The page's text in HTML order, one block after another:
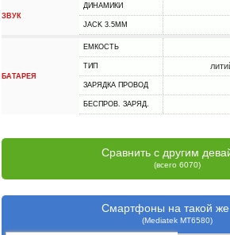
ЗВУК
ДИНАМИКИ
JACK 3.5MM
БАТАРЕЯ
ЕМКОСТЬ
ТИП
ЗАРЯДКА ПРОВОД
БЕСПРОВ. ЗАРЯД.
Сравнить с другим
(всего 6070)
Смартфоны на такой
(Mediatek MT6580)